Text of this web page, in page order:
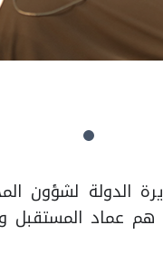
الدولة لشؤون
عماد المستقبل